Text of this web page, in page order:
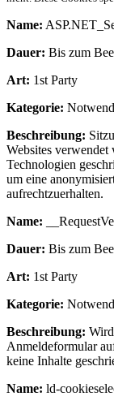
Name:
Dauer: Bis zum
Art: 1st Party
Kategorie:
Beschreibung:
Websites
Technologien
um eine
aufrechtzuerhalten.
Name:
Dauer: Bis zum
Art: 1st Party
Kategorie:
Beschreibung:
Anmeldeformular
keine Inhalte
Name: ld-